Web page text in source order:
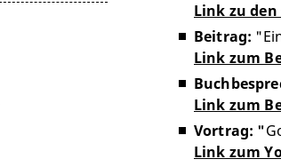
Link zu
Beitrag:
Link zum
Link zum
Vortrag: "
Link zum